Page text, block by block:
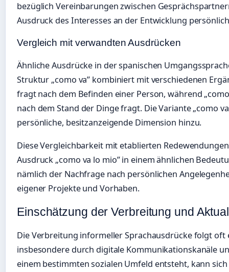
bezüglich Vereinbarungen zwischen
Ausdruck des Interesses an der Entwicklung
Vergleich mit verwandten Ausdrücken
Ähnliche Ausdrücke in der spanischen
Struktur „como va” kombiniert mit verschiedenen
fragt nach dem Befinden einer Person, während
nach dem Stand der Dinge fragt. Die Variante „como
persönliche, besitzanzeigende Dimension hinzu.
Diese Vergleichbarkeit mit etablierten
Ausdruck „como va lo mio” in einem ähnlichen
nämlich der Nachfrage nach persönlichen
eigener Projekte und Vorhaben.
Einschätzung der Verbreitung und
Die Verbreitung informeller Sprachausdrücke folgt
insbesondere durch digitale Kommunikationskanäle
einem bestimmten sozialen Umfeld entsteht, kann